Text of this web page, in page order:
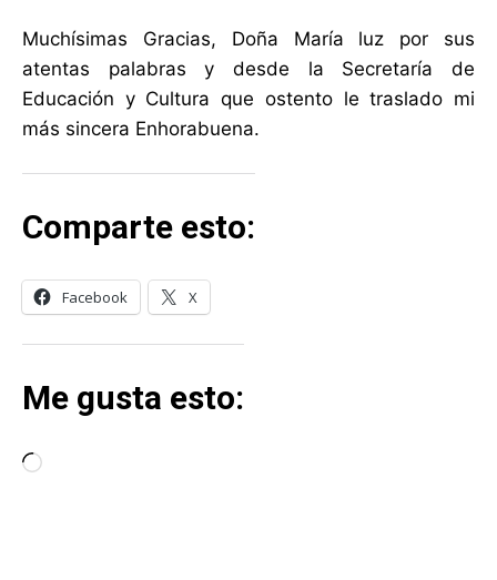
Muchísimas Gracias, Doña María luz por sus
atentas palabras y desde la Secretaría de
Educación y Cultura que ostento le traslado mi
más sincera Enhorabuena.
Comparte esto:
Facebook X
Me gusta esto:
C